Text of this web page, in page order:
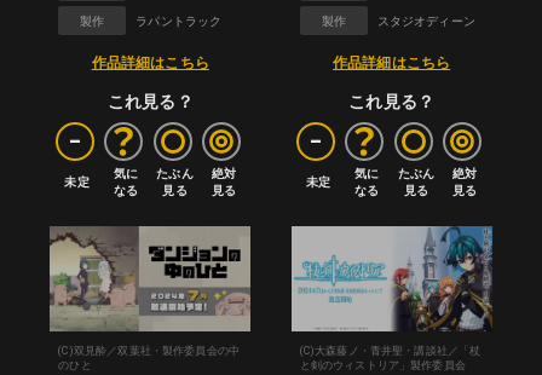
製作 ラパントラック
作品詳細はこちら
これ見る？
-
未定
気に
なる
たぶん
見る
絶対
見る
製作 スタジオディーン
作品詳細はこちら
これ見る？
-
未定
気に
なる
たぶん
見る
絶対
見る
(C)双見酔／双葉社・製作委員会の中
のひと
(C)大森藤ノ・青井聖・講談社／「杖
と剣のウィストリア」製作委員会